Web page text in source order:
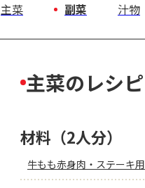
主菜 副菜 汁物
主菜のレシピ
材料（2人分）
牛もも赤身肉・ステーキ用